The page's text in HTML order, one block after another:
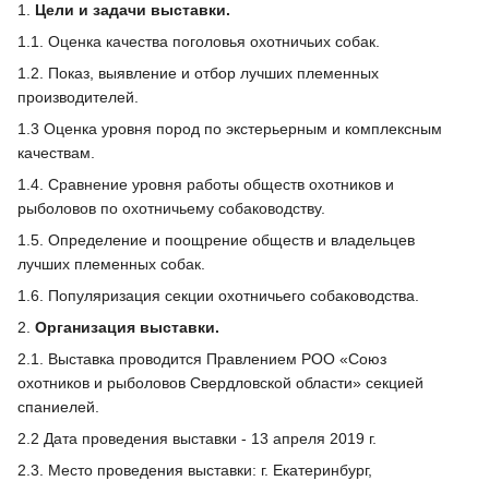
1. Цели и задачи выставки.
1.1. Оценка качества поголовья охотничьих собак.
1.2. Показ, выявление и отбор лучших племенных
производителей.
1.3 Оценка уровня пород по экстерьерным и комплексным
качествам.
1.4. Сравнение уровня работы обществ охотников и
рыболовов по охотничьему собаководству.
1.5. Определение и поощрение обществ и владельцев
лучших племенных собак.
1.6. Популяризация секции охотничьего собаководства.
2. Организация выставки.
2.1. Выставка проводится Правлением РОО «Союз
охотников и рыболовов Свердловской области» секцией
спаниелей.
2.2 Дата проведения выставки - 13 апреля 2019 г.
2.3. Место проведения выставки: г. Екатеринбург,